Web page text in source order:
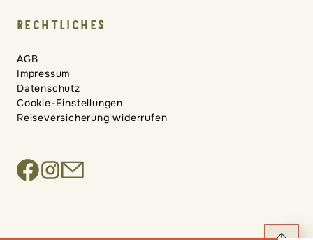
RECHTLICHES
AGB
Impressum
Datenschutz
Cookie-Einstellungen
Reiseversicherung widerrufen